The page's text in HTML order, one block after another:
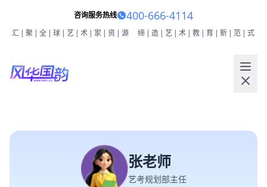
咨询服务热线 400-666-4114
汇|聚|全|球|艺|术|家|资|源 缔|造|艺|术|教|育|新|范|式
张老师
艺考规划部主任